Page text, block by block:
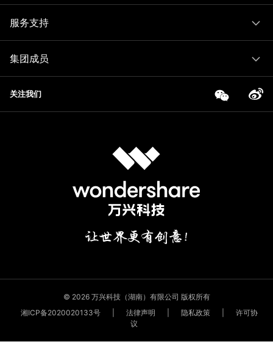
服务支持
集团成员
关注我们
© 2026 万兴科技（湖南）有限公司 版权所有
湘ICP备2020020133号
法律声明 隐私政策
许可协
议